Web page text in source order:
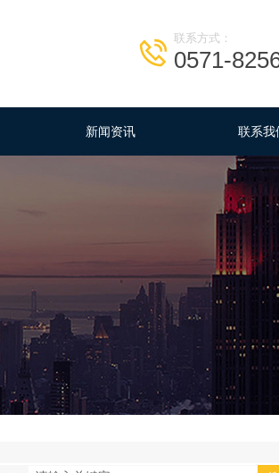
联系方式：
0571-
新闻资讯 联系我